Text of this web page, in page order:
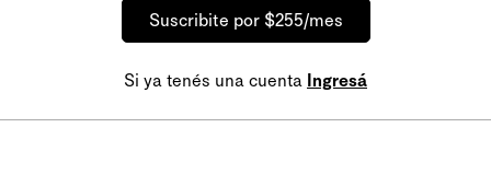
Suscribite por $255/mes
Si ya tenés una cuenta Ingresá